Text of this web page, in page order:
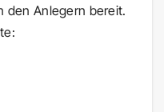
den Anlegern bereit.